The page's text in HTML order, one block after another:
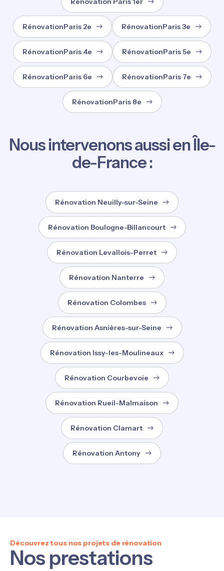
RénovationParis 2e RénovationParis 3e
RénovationParis 4e RénovationParis 5e
RénovationParis 6e RénovationParis 7e
RénovationParis 8e
Nous intervenons aussi en Île-
de-France :
Rénovation Neuilly-sur-Seine
Rénovation Boulogne-Billancourt
Rénovation Levallois-Perret
Rénovation Nanterre
Rénovation Colombes
Rénovation Asnières-sur-Seine
Rénovation Issy-les-Moulineaux
Rénovation Courbevoie
Rénovation Rueil-Malmaison
Rénovation Clamart
Rénovation Antony
Découvrez tous nos projets de rénovation
Nos prestations